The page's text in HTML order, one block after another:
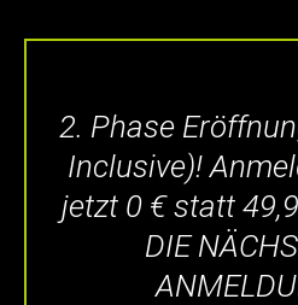
2. Phase
Inclusive)!
jetzt 0 € statt
DIE